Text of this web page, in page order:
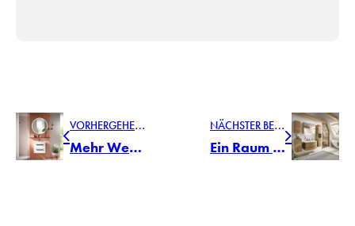
V
ORHERGEHENDER BEITRAG
Mehr Weite, mehr Wohnlichkeit. Tipps für ein größeres Raumgefühl
N
ÄCHSTER BEITRAG
Ein Raum der Ruhe: Badmöbelserie 7045 von Pelipal